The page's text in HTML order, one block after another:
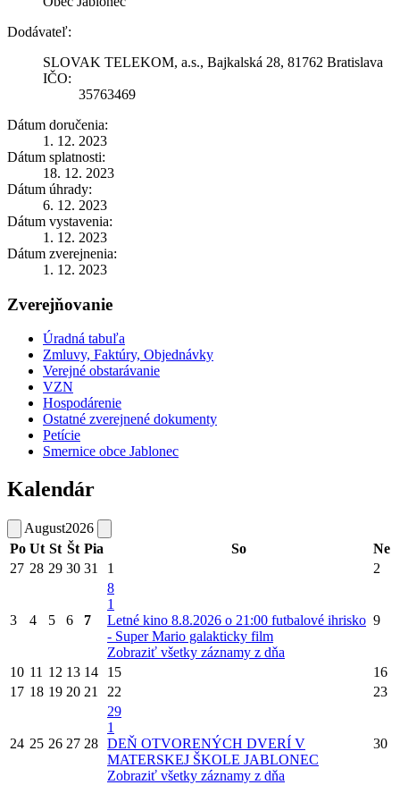
Dodávateľ:
SLOVAK TELEKOM, a.s., Bajkalská 28, 81762 Bratislava
IČO:
35763469
Dátum doručenia:
1. 12. 2023
Dátum splatnosti:
18. 12. 2023
Dátum úhrady:
6. 12. 2023
Dátum vystavenia:
1. 12. 2023
Dátum zverejnenia:
1. 12. 2023
Zverejňovanie
Úradná tabuľa
Zmluvy, Faktúry, Objednávky
Verejné obstarávanie
VZN
Hospodárenie
Ostatné zverejnené dokumenty
Petície
Smernice obce Jablonec
Kalendár
August2026
Po Ut St Št Pia So
Ne
27 28 29 30 31 1 2
3 4 5 6 7
8
1
Letné kino 8.8.2026 o 21:00 futbalové ihrisko
- Super Mario galakticky film
Zobraziť všetky záznamy z dňa
9
10 11 12 13 14 15
16
17 18 19 20 21 22 23
24 25 26 27 28
29
1
DEŇ OTVORENÝCH DVERÍ V
MATERSKEJ ŠKOLE JABLONEC
Zobraziť všetky záznamy z dňa
30